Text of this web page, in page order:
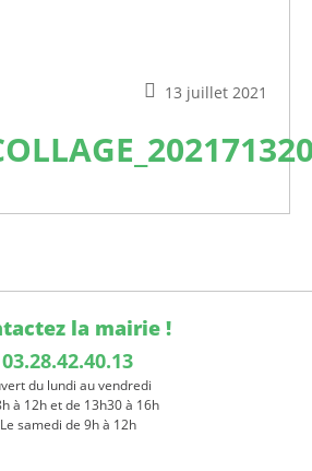
13 juillet 2021
la mairie !
03.28.42.40.13
du lundi au vendredi
à 12h et de 13h30 à 16h
Le samedi de 9h à 12h